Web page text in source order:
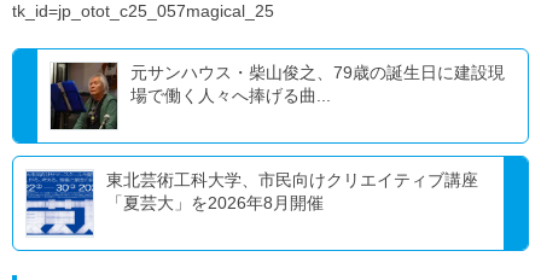
tk_id=jp_otot_c25_057magical_25
元サンハウス・柴山俊之、79歳の誕生日に建設現
場で働く人々へ捧げる曲...
東北芸術工科大学、市民向けクリエイティブ講座
「夏芸大」を2026年8月開催